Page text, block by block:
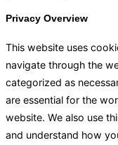
Privacy Overview
This website uses
navigate through the
categorized as
are essential for the
website. We also use
and understand how